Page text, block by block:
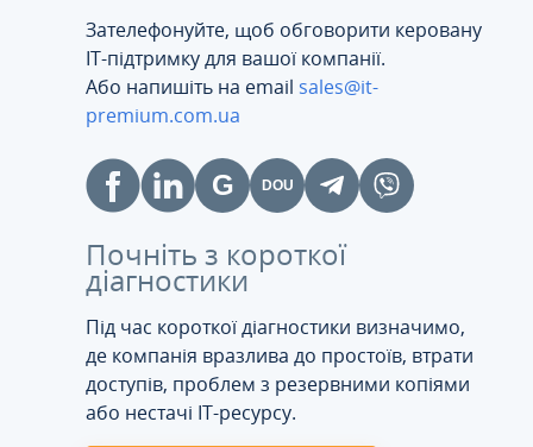
Зателефонуйте, щоб обговорити керовану
ІТ-підтримку для вашої компанії.
Або напишіть на email sales@it-
premium.com.ua
Почніть з короткої
діагностики
Під час короткої діагностики визначимо,
де компанія вразлива до простоїв, втрати
доступів, проблем з резервними копіями
або нестачі IT-ресурсу.